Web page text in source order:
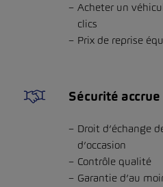
Acheter un
clics
Prix de reprise
Sécurité accrue
Droit d’échange
d’occasion
Contrôle qualité
Garantie d’au